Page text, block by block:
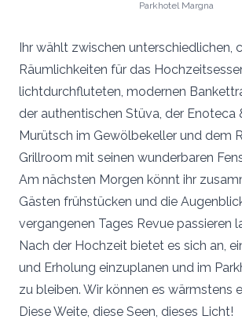
Parkhotel Margna
Ihr wählt zwischen unterschiedlichen,
Räumlichkeiten für das
lichtdurchfluteten, modernen
der authentischen Stüva, der Enoteca
Murütsch im Gewölbekeller und dem
Grillroom mit seinen wunderbaren
Am nächsten Morgen könnt ihr
Gästen frühstücken und die
vergangenen Tages Revue passieren
Nach der Hochzeit bietet es sich an,
und Erholung einzuplanen und im
zu bleiben. Wir können es wärmstens
Diese Weite, diese Seen, dieses Licht!